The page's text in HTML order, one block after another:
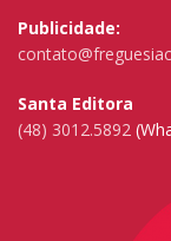
Publicidade:
Santa Editora
(48) 3012.5892